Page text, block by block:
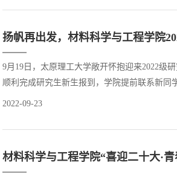
扬帆再出发，材料科学与工程学院
9月19日，太原理工大学敞开怀抱迎来2022级
顺利完成研究生新生报到，学院提前联系新同
举措与贴心服务照顾到新生的方方面面。9月
2022-09-23
材料科学与工程学院“喜迎二十大·